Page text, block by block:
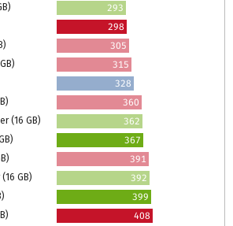
293
298
305
315
328
360
(16 GB)
362
367
391
GB)
392
399
408